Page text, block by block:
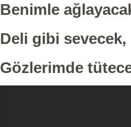
Benimle
Deli gibi
Gözlerimde